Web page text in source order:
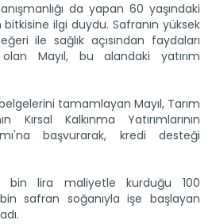
da yapan 60 yaşındaki
bitkisine ilgi duydu. Safranın yüksek
ile sağlık açısından faydaları
Mayıl, bu alandaki yatırım
tamamlayan Mayıl, Tarım
Kırsal Kalkınma Yatırımlarının
başvurarak, kredi desteği
lira maliyetle kurduğu 100
safran soğanıyla işe başlayan